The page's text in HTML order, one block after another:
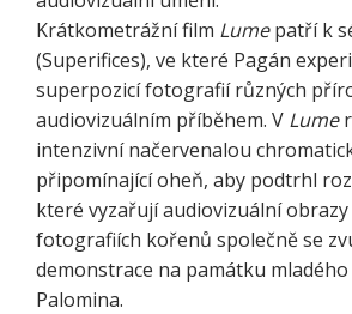
Krátkometrážní film Lumepatří k
(Superifices), ve které Pagán
superpozicí fotografií různých
audiovizuálním příběhem. V Lume
intenzivní načervenalou
připomínající oheň, aby podtrhl
které vyzařují audiovizuální
fotografiích kořenů společně se
demonstrace na památku
Palomina.